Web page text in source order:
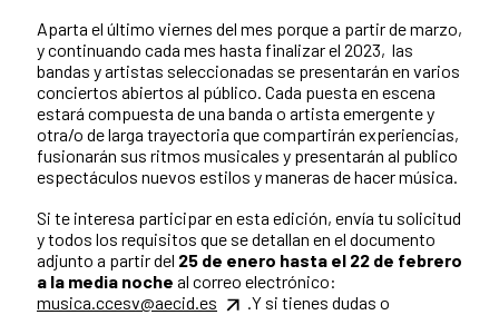
Aparta el último viernes del mes porque a partir de marzo,
y continuando cada mes hasta finalizar el 2023, las
bandas y artistas seleccionadas se presentarán en varios
conciertos abiertos al público. Cada puesta en escena
estará compuesta de una banda o artista emergente y
otra/o de larga trayectoria que compartirán experiencias,
fusionarán sus ritmos musicales y presentarán al publico
espectáculos nuevos estilos y maneras de hacer música.
Si te interesa participar en esta edición, envía tu solicitud
y todos los requisitos que se detallan en el documento
adjunto a partir del 25 de enero hasta el 22 de febrero
a la media noche al correo electrónico:
musica.ccesv@aecid.es
.Y si tienes dudas o